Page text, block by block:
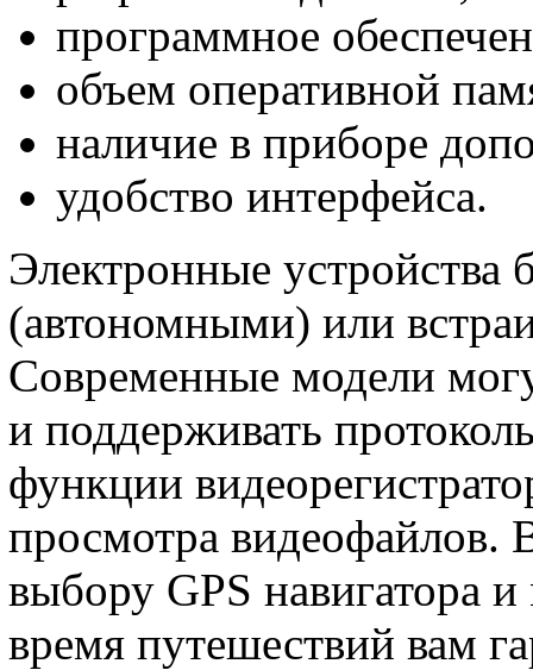
программное
объем оперативной
наличие в приборе
удобство интерфейса.
Электронные
(автономными) или
Современные модели
и поддерживать
функции
просмотра видеофайлов.
выбору GPS навигатора
время путешествий вам